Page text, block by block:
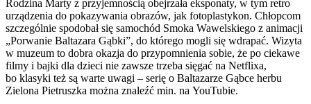
Rodzina Marty z przyjemnością obejrzała eksponaty, w tym retro
urządzenia do pokazywania obrazów, jak fotoplastykon. Chłopcom
szczególnie spodobał się samochód Smoka Wawelskiego z animacji
„Porwanie Baltazara Gąbki”, do którego mogli się wdrapać. Wizyta
w muzeum to dobra okazja do przypomnienia sobie, że po ciekawe
filmy i bajki dla dzieci nie zawsze trzeba sięgać na Netflixa,
bo klasyki też są warte uwagi – serię o Baltazarze Gąbce herbu
Zielona Pietruszka można znaleźć min. na YouTubie.